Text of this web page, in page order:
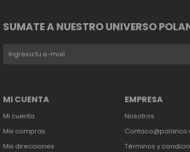
EMPRESA
Nosotros
Términos y
MI CUENTA
Mi cuenta
Mis compras
Mis direcciones
SUMATE A NUESTRO UNIVERSO